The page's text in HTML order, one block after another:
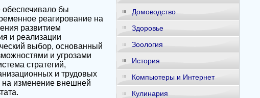
обеспечивало бы
реагирование на
развитием
и реализации
выбор, основанный
и угрозами
стратегий,
и трудовых
на изменение внешней
Домоводство
Здоровье
Зоология
История
Компьютеры и Интернет
Кулинария